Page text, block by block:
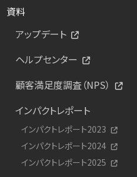
資料
アップデート
ヘルプセンター
顧客満足度調査（NPS）
インパクトレポート
インパクトレポート2023
インパクトレポート2024
インパクトレポート2025